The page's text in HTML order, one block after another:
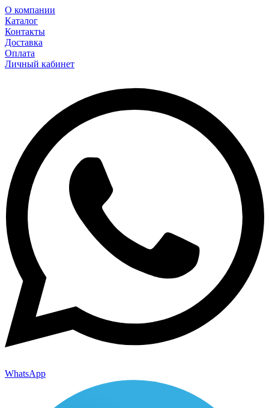
О компании
Каталог
Контакты
Доставка
Оплата
Личный кабинет
WhatsApp